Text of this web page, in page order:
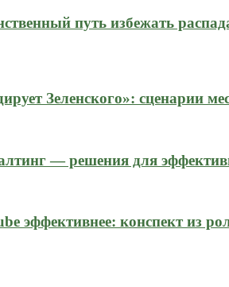
путь избежать
Зеленского»: сценарии
— решения для
эффективнее: конспект из